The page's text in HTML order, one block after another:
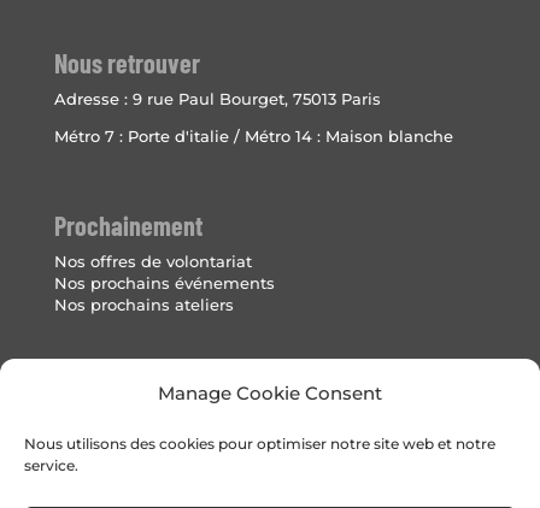
Manage Cookie Consent
Nous utilisons des cookies pour optimiser notre site web et notre
service.
Nous retrouver
Adresse : 9 rue Paul Bourget, 75013 Paris
Métro 7 : Porte d'italie / Métro 14 : Maison blanche
Prochainement
Nos offres de volontariat
Nos prochains événements
Nos prochains ateliers
Politique de cookies (UE)